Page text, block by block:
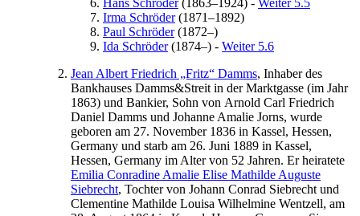
Irma Schröder(1871–1892)
Paul Schröder(1872–)
Ida Schröder(1874–) - Weiter 5.6
Jean Albert Friedrich „Fritz“ Damms, Inhaber des
Bankhauses Damms&Streit in der Marktgasse (im Jahr
1863) und Bankier, Sohn von Arnold Carl Friedrich
Daniel Damms und Johanne Amalie Jorns, wurde
geboren am 27. November 1836 in Kassel, Hessen,
Germany und starb am 26. Juni 1889 in Kassel,
Hessen, Germany im Alter von 52 Jahren. Er heiratete
Emilia Conradine Amalie Elise Mathilde Auguste
Siebrecht, Tochter von Johann Conrad Siebrecht und
Clementine Mathilde Louisa Wilhelmine Wentzell, am